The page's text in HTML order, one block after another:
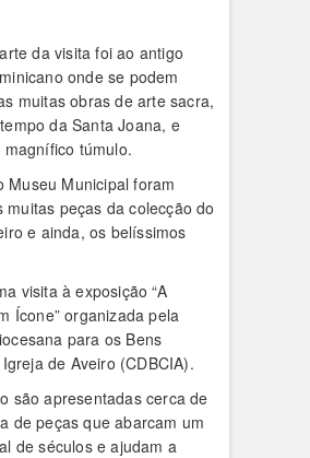
da visita foi ao antigo
onde se podem
muitas obras de arte sacra,
da Santa Joana, e
túmulo.
Museu Municipal foram
muitas peças da colecção do
e ainda, os belíssimos
visita à exposição “A
Ícone” organizada pela
para os Bens
de Aveiro (CDBCIA).
são apresentadas cerca de
de peças que abarcam um
de séculos e ajudam a